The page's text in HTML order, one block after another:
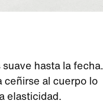
hasta la fecha.
ceñirse al cuerpo lo
elasticidad.